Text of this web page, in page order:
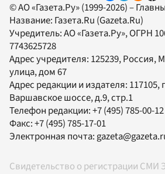
© АО «Газета.Ру» (1999-2026) –
Название: Газета.Ru (Gazeta.Ru)
Учредитель:АО «Газета.Ру», ОГРН
7743625728
Адрес учредителя: 125239, Россия,
улица, дом 67
Адрес редакции и издателя: 117105,
Варшавское шоссе, д.9, стр.1
Телефон редакции:+7 (495) 785-00-12
Факс:+7 (495) 785-17-01
Электронная почта:
Свидетельство о регистрации СМИ